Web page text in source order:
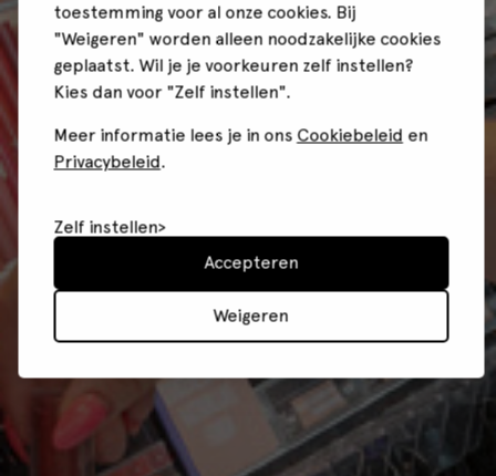
toestemming voor al onze cookies. Bij
"Weigeren" worden alleen noodzakelijke cookies
geplaatst. Wil je je voorkeuren zelf instellen?
Kies dan voor "Zelf instellen".
Meer informatie lees je in ons Cookiebeleid en
Privacybeleid.
Zelf instellen
Weigeren
Accepteren